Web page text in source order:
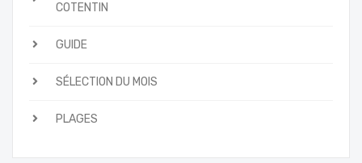
COTENTIN
GUIDE
SÉLECTION DU MOIS
PLAGES